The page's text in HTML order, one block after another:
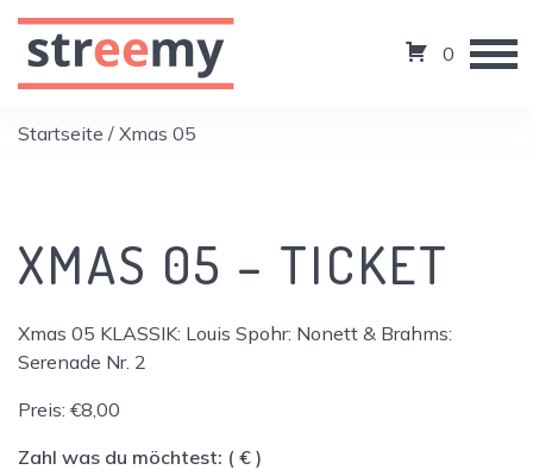
0
Startseite / Xmas 05
XMAS 05 – TICKET
Xmas 05 KLASSIK: Louis Spohr: Nonett & Brahms:
Serenade Nr. 2
Preis: €8,00
Zahl was du möchtest: ( € )